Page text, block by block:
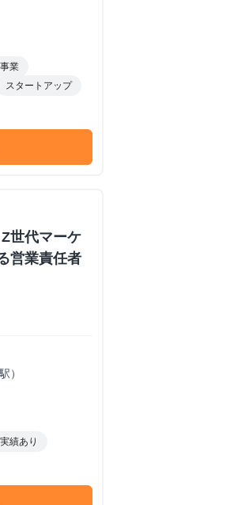
業
スタートアップ
世代マーケ
営業責任者
）
績あり